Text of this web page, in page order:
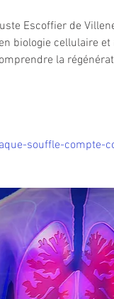
Escoffier de
biologie cellulaire
la
souffle-compte-